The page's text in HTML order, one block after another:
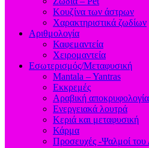
Κουζίνα των άστρων
Χαρακτηριστικά ζωδίων
Αριθμολογία
Καφεμαντεία
Χειρομαντεία
Εσωτερισμός/Μεταφυσική
Mantala – Yantras
Εκκρεμές
Αραβική
Ενεργειακά λουτρά
Κεριά και μεταφυσική
Κάρμα
Προσευχές -Ψαλμοί του